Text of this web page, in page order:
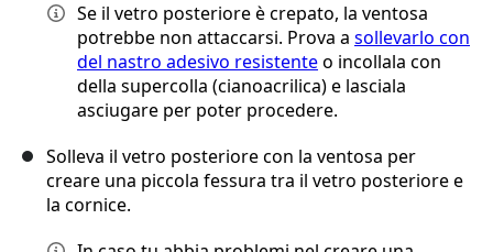
Se il vetro posteriore è crepato, la ventosa
potrebbe non attaccarsi. Prova a sollevarlo con
del nastro adesivo resistenteo incollala con
della supercolla (cianoacrilica) e lasciala
asciugare per poter procedere.
Solleva il vetro posteriore con la ventosa per
creare una piccola fessura tra il vetro posteriore e
la cornice.